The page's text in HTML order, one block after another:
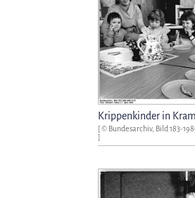
Krippenkinder in
[ © Bundesarchiv, Bild 183-
]